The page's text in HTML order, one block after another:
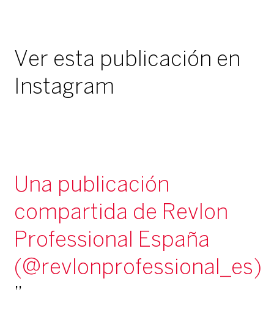
Ver esta publicación en
Instagram
Una publicación
compartida de Revlon
Professional España
(@revlonprofessional_es)